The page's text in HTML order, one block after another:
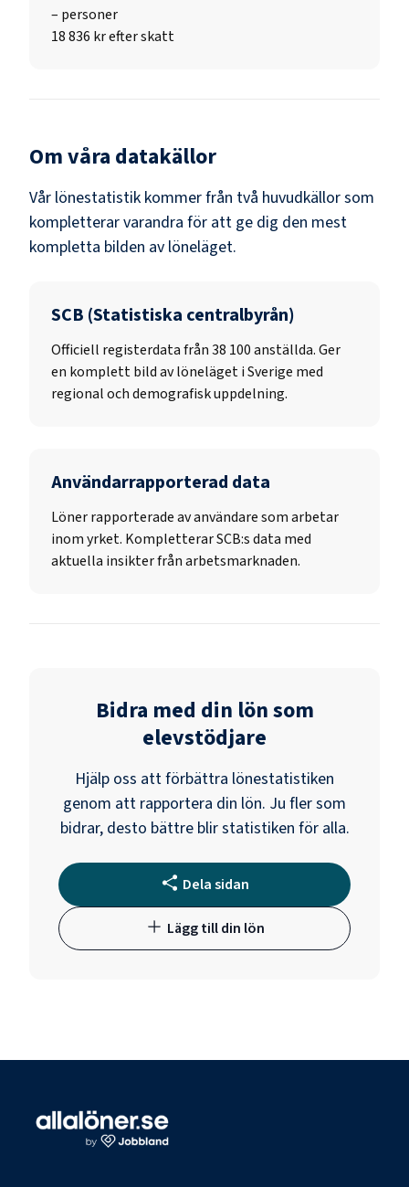
– personer
18 836 kr efter skatt
Om våra datakällor
Vår lönestatistik kommer från två huvudkällor som
kompletterar varandra för att ge dig den mest
kompletta bilden av löneläget.
SCB (Statistiska centralbyrån)
Officiell registerdata från38 100anställda. Ger
en komplett bild av löneläget i Sverige med
regional och demografisk uppdelning.
Användarrapporterad data
Löner rapporterade av användare som arbetar
inom yrket. Kompletterar SCB:s data med
aktuella insikter från arbetsmarknaden.
Bidra med din lön som
elevstödjare
Hjälp oss att förbättra lönestatistiken
genom att rapportera din lön. Ju fler som
bidrar, desto bättre blir statistiken för alla.
Dela sidan
Lägg till din lön